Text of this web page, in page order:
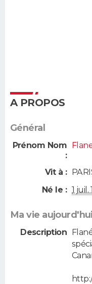
A PROPOS
Général
Prénom Nom
:
Vit à :
Né le : 1 juil.
Ma vie aujourd'hui
Description